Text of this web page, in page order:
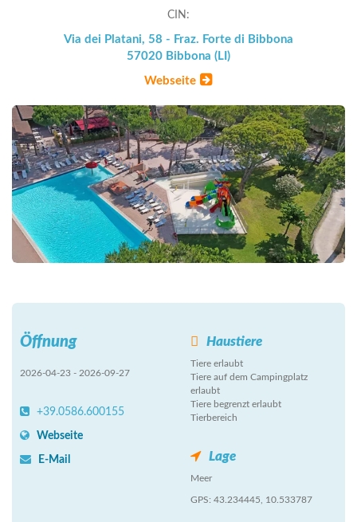
CIN:
Via dei Platani, 58 - Fraz. Forte di Bibbona
57020 Bibbona (LI)
Webseite
Öffnung
2026-04-23 - 2026-09-27
+39.0586.600155
Webseite
E-Mail
Haustiere
Tiere erlaubt
Tiere auf dem Campingplatz
erlaubt
Tiere begrenzt erlaubt
Tierbereich
Lage
Meer
GPS: 43.234445, 10.533787